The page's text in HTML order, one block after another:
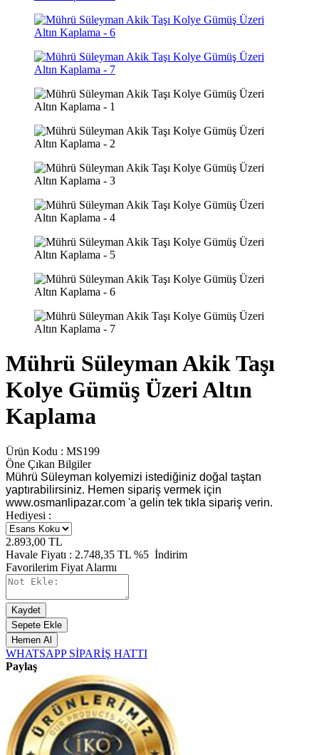
Mührü Süleyman Akik Taşı
Kolye Gümüş Üzeri Altın
Kaplama
Ürün Kodu : MS199
Öne Çıkan Bilgiler
Mührü Süleyman kolyemizi istediğiniz doğal taştan
yaptırabilirsiniz. Hemen sipariş vermek için
www.osmanlipazar.com 'a gelin tek tıkla sipariş verin.
Hediyesi :
2.893,00 TL
Havale Fiyatı : 2.748,35 TL %5 İndirim
Favorilerim Fiyat Alarmı
Kaydet
Sepete Ekle
Hemen Al
WHATSAPP SİPARİŞ HATTI
Paylaş